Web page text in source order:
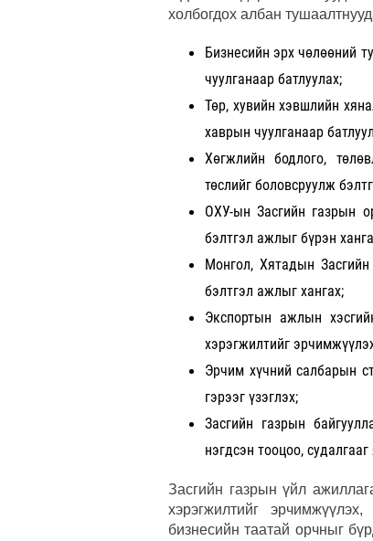
холбогдох албан
Бизнесийн эрх чөлөөний
чуулганаар батлуулах;
Төр, хувийн хэвшлийн
хаврын чуулганаар
Хөгжлийн бодлого,
төслийг боловсруулж
ОХУ-ын Засгийн газрын
бэлтгэл ажлыг бүрэн
Монгол, Хятадын
бэлтгэл ажлыг хангах;
Экспортын ажлын
хэрэгжилтийг
Эрчим хүчний салбарын
гэрээг үзэглэх;
Засгийн газрын
нэгдсэн тооцоо,
Засгийн газрын үйл
хэрэгжилтийг
бизнесийн таатай орчныг